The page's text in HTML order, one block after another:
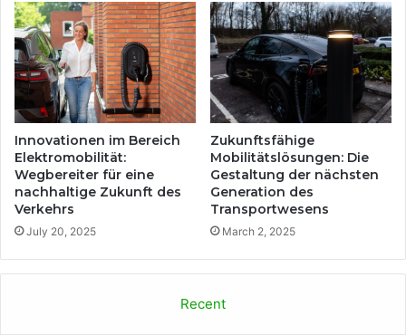
Innovationen im Bereich
Elektromobilität:
Wegbereiter für eine
nachhaltige Zukunft des
Verkehrs
July 20, 2025
Zukunftsfähige
Mobilitätslösungen: Die
Gestaltung der nächsten
Generation des
Transportwesens
March 2, 2025
Recent